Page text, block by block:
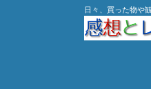
日々、買った物や